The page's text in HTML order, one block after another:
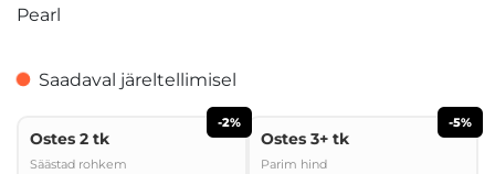
Pearl
Saadaval järeltellimisel
-2%
Ostes 2 tk
Säästad rohkem
-5%
Ostes 3+ tk
Parim hind